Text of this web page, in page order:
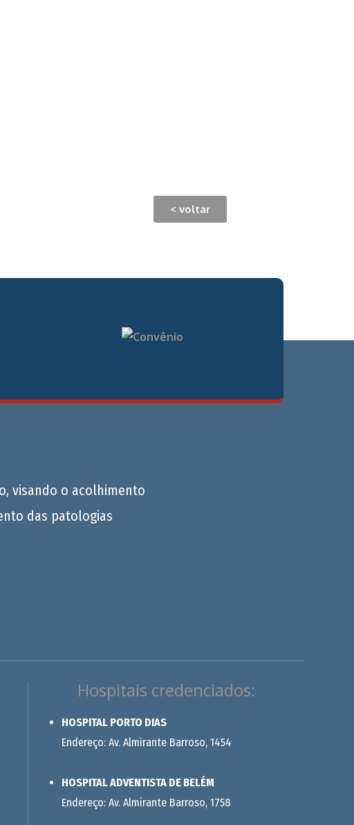
< voltar
visando o acolhimento
das patologias
Hospitais credenciados:
HOSPITAL PORTO DIAS
Endereço: Av. Almirante Barroso, 1454
HOSPITAL ADVENTISTA DE BELÉM
Endereço: Av. Almirante Barroso, 1758